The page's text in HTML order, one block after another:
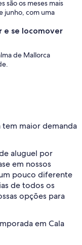
são os meses mais
junho, com uma
e se locomover
de Mallorca
maior demanda
aluguel por
em nossos
pouco diferente
de todos os
opções para
em Cala